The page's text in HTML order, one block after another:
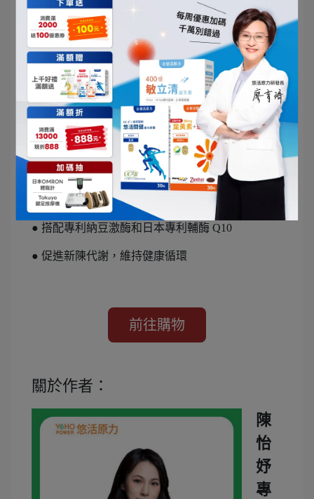
選台
灣紅
麴
● 創
新固
液態
雙發
酵技
● 通
過第三方安全檢驗驗證
● 搭配專利納豆激酶和日本專利輔酶 Q10
● 促進新陳代謝，維持健康循環
關於作者：
陳
怡
妤
專